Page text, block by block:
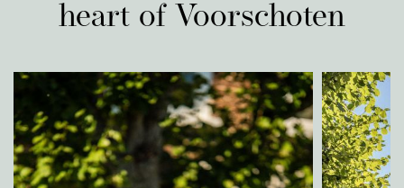
heart of Voorschoten